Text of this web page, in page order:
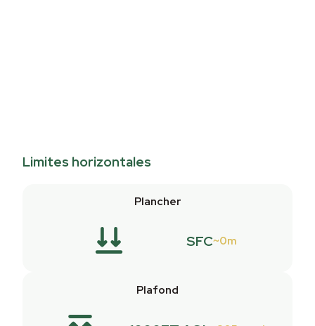
Limites horizontales
Plancher
SFC 0m
Plafond